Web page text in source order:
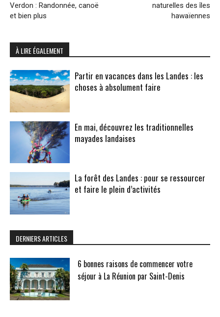
Verdon : Randonnée, canoë
et bien plus
naturelles des îles
hawaïennes
À LIRE ÉGALEMENT
Partir en vacances dans les Landes : les
choses à absolument faire
En mai, découvrez les traditionnelles
mayades landaises
La forêt des Landes : pour se ressourcer
et faire le plein d’activités
DERNIERS ARTICLES
6 bonnes raisons de commencer votre
séjour à La Réunion par Saint-Denis